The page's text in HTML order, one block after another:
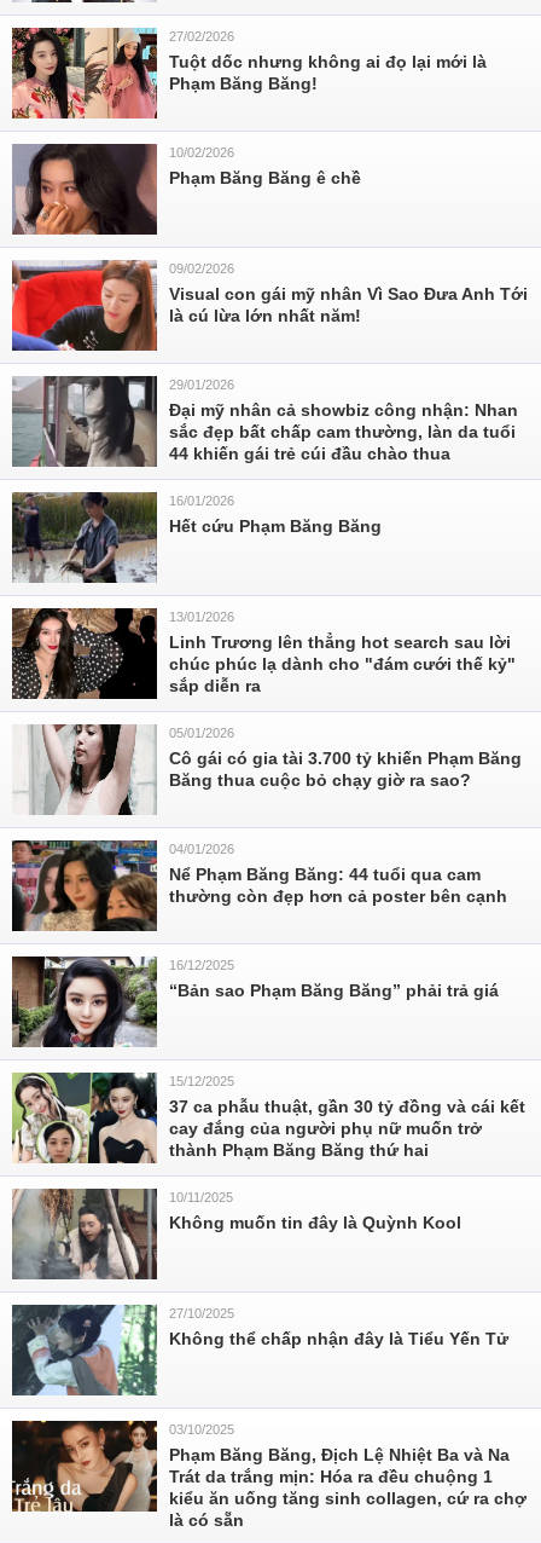
27/02/2026
Tuột dốc nhưng không ai đọ lại mới là
Phạm Băng Băng!
10/02/2026
Phạm Băng Băng ê chề
09/02/2026
Visual con gái mỹ nhân Vì Sao Đưa Anh Tới
là cú lừa lớn nhất năm!
29/01/2026
Đại mỹ nhân cả showbiz công nhận: Nhan
sắc đẹp bất chấp cam thường, làn da tuổi
44 khiến gái trẻ cúi đầu chào thua
16/01/2026
Hết cứu Phạm Băng Băng
13/01/2026
Linh Trương lên thẳng hot search sau lời
chúc phúc lạ dành cho "đám cưới thế kỷ"
sắp diễn ra
05/01/2026
Cô gái có gia tài 3.700 tỷ khiến Phạm Băng
Băng thua cuộc bỏ chạy giờ ra sao?
04/01/2026
Nể Phạm Băng Băng: 44 tuổi qua cam
thường còn đẹp hơn cả poster bên cạnh
16/12/2025
“Bản sao Phạm Băng Băng” phải trả giá
15/12/2025
37 ca phẫu thuật, gần 30 tỷ đồng và cái kết
cay đắng của người phụ nữ muốn trở
thành Phạm Băng Băng thứ hai
10/11/2025
Không muốn tin đây là Quỳnh Kool
27/10/2025
Không thể chấp nhận đây là Tiểu Yến Tử
03/10/2025
Phạm Băng Băng, Địch Lệ Nhiệt Ba và Na
Trát da trắng mịn: Hóa ra đều chuộng 1
kiểu ăn uống tăng sinh collagen, cứ ra chợ
là có sẵn